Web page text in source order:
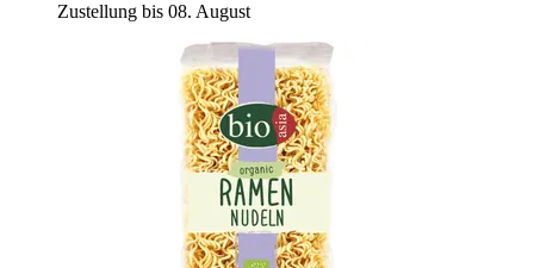
Zustellung bis 08. August